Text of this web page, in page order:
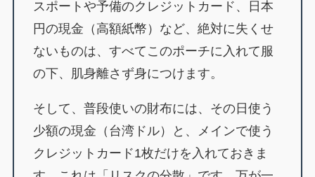
スポートや予備のクレジットカード、日本
円の現金（高額紙幣）など、絶対に失くせ
ないものは、すべてこのポーチに入れて服
の下、肌身離さず身につけます。
そして、普段使いの財布には、その日使う
少額の現金（台湾ドル）と、メインで使う
クレジットカード1枚だけを入れておきま